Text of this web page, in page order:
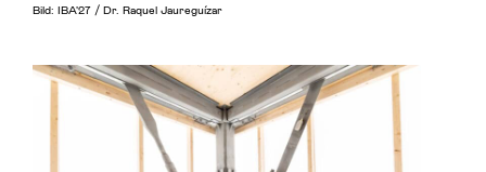
Bild: IBA'27 / Dr. Raquel Jaureguízar